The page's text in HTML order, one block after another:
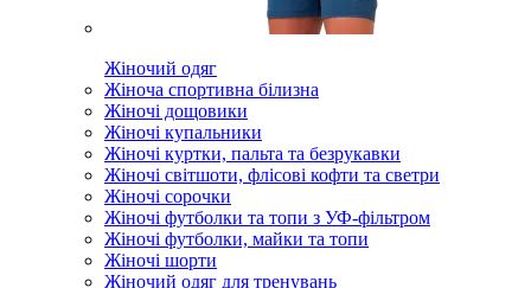
Жіночий одяг
Жіноча спортивна білизна
Жіночі дощовики
Жіночі купальники
Жіночі куртки, пальта та безрукавки
Жіночі світшоти, флісові кофти та светри
Жіночі сорочки
Жіночі футболки та топи з УФ-фільтром
Жіночі футболки, майки та топи
Жіночі шорти
Жіночий одяг для тренувань